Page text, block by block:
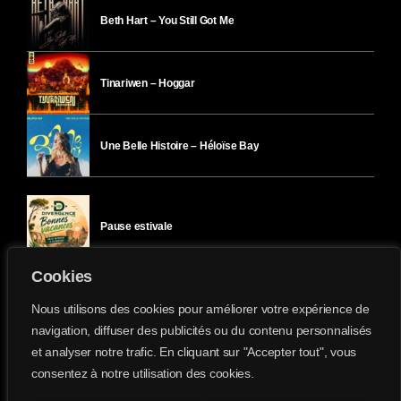
Cookies
Nous utilisons des cookies pour améliorer votre expérience de
navigation, diffuser des publicités ou du contenu personnalisés
et analyser notre trafic. En cliquant sur "Accepter tout", vous
consentez à notre utilisation des cookies.
Beth Hart – You Still Got Me
Tinariwen – Hoggar
Une Belle Histoire – Héloïse Bay
Pause estivale
Ici l’Ombre – mardi 28 juillet